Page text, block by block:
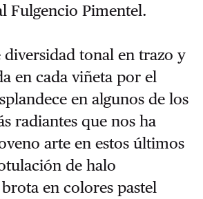
Fulgencio Pimentel.
tonal en trazo y
en cada viñeta por el
en algunos de los
radiantes que nos ha
arte en estos últimos
de halo
en colores pastel